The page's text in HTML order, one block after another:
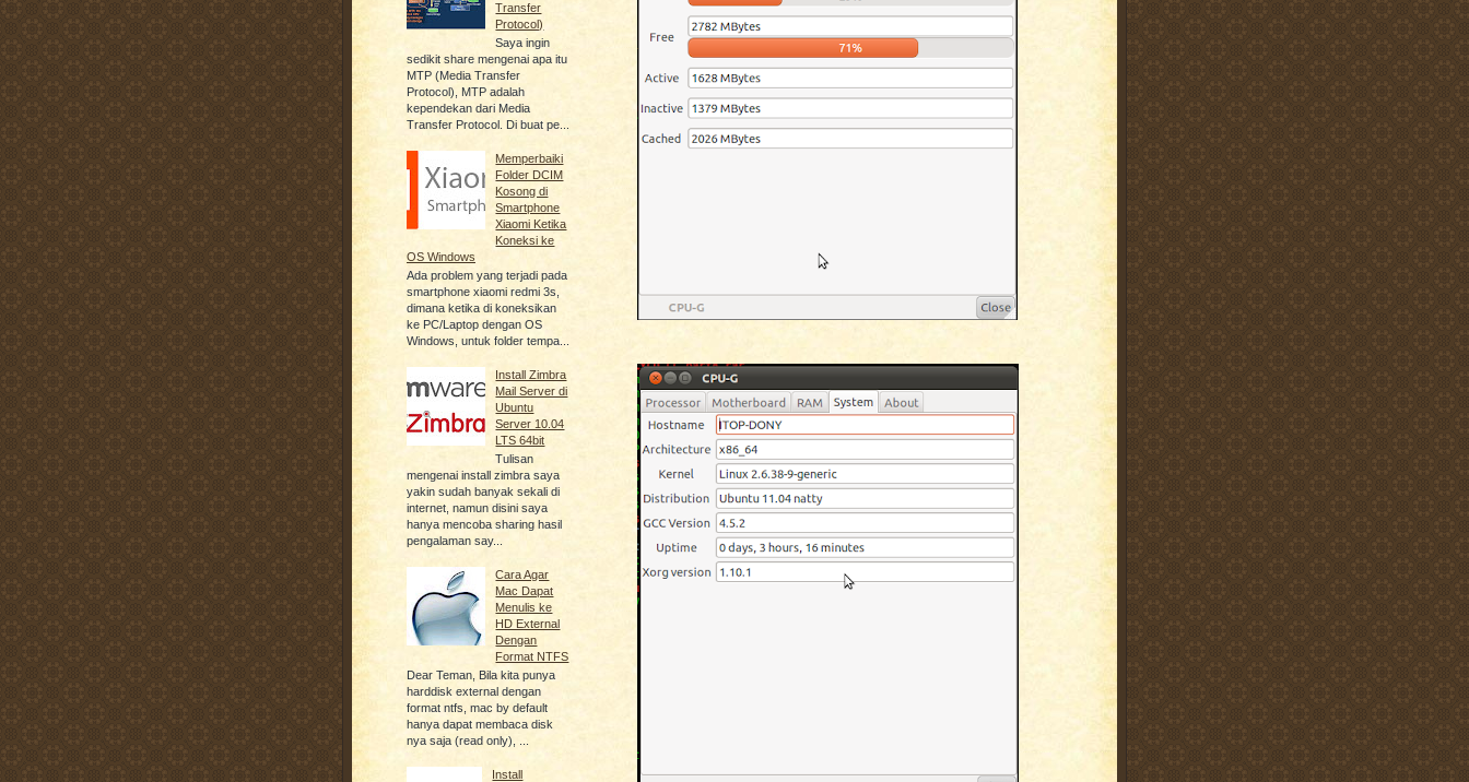
Transfer
Protocol)
Saya ingin
sedikit share mengenai apa itu
MTP (Media Transfer
Protocol), MTP adalah
kependekan dari Media
Transfer Protocol. Di buat pe...
Memperbaiki
Folder DCIM
Kosong di
Smartphone
Xiaomi Ketika
Koneksi ke
OS Windows
Ada problem yang terjadi pada
smartphone xiaomi redmi 3s,
dimana ketika di koneksikan
ke PC/Laptop dengan OS
Windows, untuk folder tempa...
Install Zimbra
Mail Server di
Ubuntu
Server 10.04
LTS 64bit
Tulisan
mengenai install zimbra saya
yakin sudah banyak sekali di
internet, namun disini saya
hanya mencoba sharing hasil
pengalaman say...
Cara Agar
Mac Dapat
Menulis ke
HD External
Dengan
Format NTFS
Dear Teman, Bila kita punya
harddisk external dengan
format ntfs, mac by default
hanya dapat membaca disk
nya saja (read only), ...
Install